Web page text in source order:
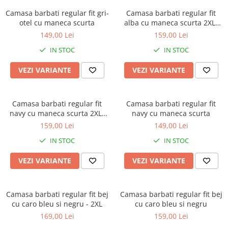
Camasa barbati regular fit gri-
otel cu maneca scurta
149,00 Lei
IN STOC
VEZI VARIANTE
Camasa barbati regular fit
alba cu maneca scurta 2XL-
4XL
159,00 Lei
IN STOC
VEZI VARIANTE
Camasa barbati regular fit
navy cu maneca scurta 2XL-
3XL
159,00 Lei
IN STOC
VEZI VARIANTE
Camasa barbati regular fit
navy cu maneca scurta
149,00 Lei
IN STOC
VEZI VARIANTE
Camasa barbati regular fit bej
cu caro bleu si negru - 2XL
169,00 Lei
Camasa barbati regular fit bej
cu caro bleu si negru
159,00 Lei